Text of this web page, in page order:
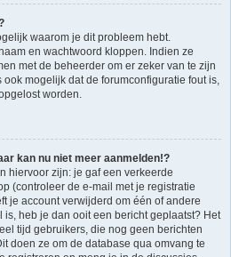
waarom je dit probleem hebt.
en wachtwoord kloppen. Indien ze
met de beheerder om er zeker van te zijn
mogelijk dat de forumconfiguratie fout is,
worden.
kan nu niet meer aanmelden!?
hiervoor zijn: je gaf een verkeerde
(controleer de e-mail met je registratie
je account verwijderd om één of andere
heb je dan ooit een bericht geplaatst? Het
tijd gebruikers, die nog geen berichten
doen ze om de database qua omvang te